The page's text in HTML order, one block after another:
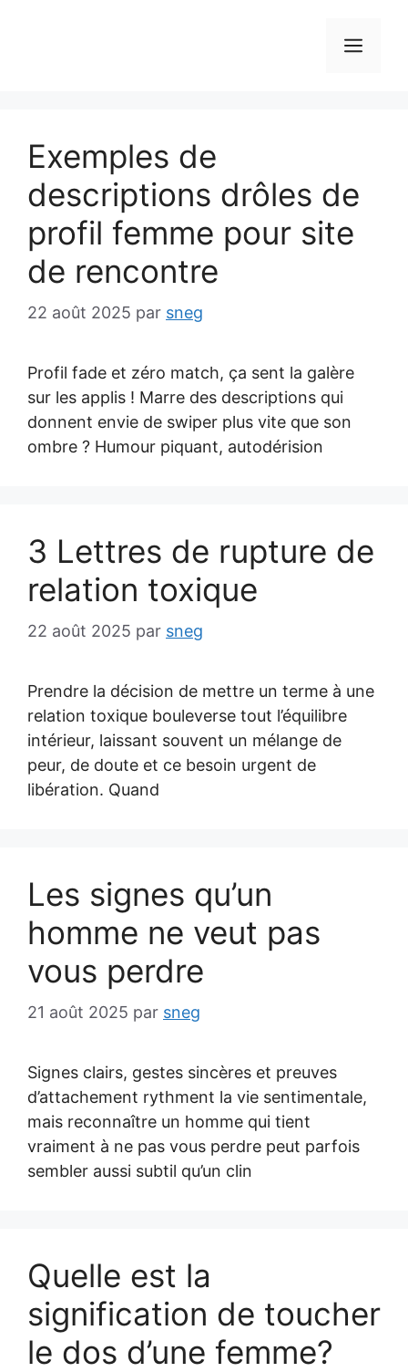
Exemples de
descriptions drôles de
profil femme pour site
de rencontre
22 août 2025 par sneg
Profil fade et zéro match, ça sent la galère
sur les applis ! Marre des descriptions qui
donnent envie de swiper plus vite que son
ombre ? Humour piquant, autodérision
3 Lettres de rupture de
relation toxique
22 août 2025 par sneg
Prendre la décision de mettre un terme à une
relation toxique bouleverse tout l’équilibre
intérieur, laissant souvent un mélange de
peur, de doute et ce besoin urgent de
libération. Quand
Les signes qu’un
homme ne veut pas
vous perdre
21 août 2025 par sneg
Signes clairs, gestes sincères et preuves
d’attachement rythment la vie sentimentale,
mais reconnaître un homme qui tient
vraiment à ne pas vous perdre peut parfois
sembler aussi subtil qu’un clin
Quelle est la
signification de toucher
le dos d’une femme?